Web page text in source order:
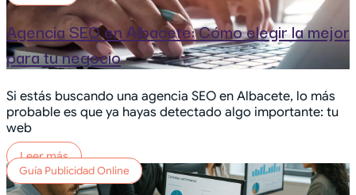
Agencia SEO en Albacete: Cómo elegir la mejor
para tu negocio
Si estás buscando una agencia SEO en Albacete, lo más
probable es que ya hayas detectado algo importante: tu
web
Leer más
Guía Publicidad Online